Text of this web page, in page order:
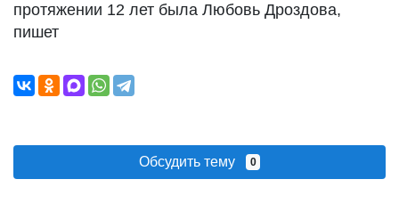
протяжении 12 лет была Любовь Дроздова,
пишет
Обсудить тему 0